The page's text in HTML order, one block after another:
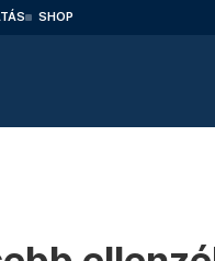
SHOP